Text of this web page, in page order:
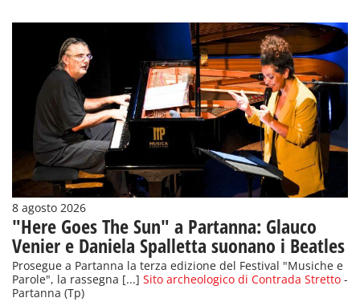
8 agosto 2026
"Here Goes The Sun" a Partanna: Glauco
Venier e Daniela Spalletta suonano i Beatles
Prosegue a Partanna la terza edizione del Festival "Musiche e
Parole", la rassegna [...] Sito archeologico di Contrada Stretto -
Partanna (Tp)